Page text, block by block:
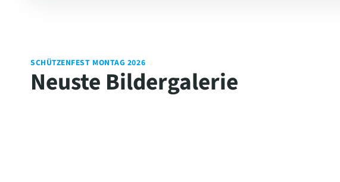
SCHÜTZENFEST MONTAG 2026
Neuste Bildergalerie